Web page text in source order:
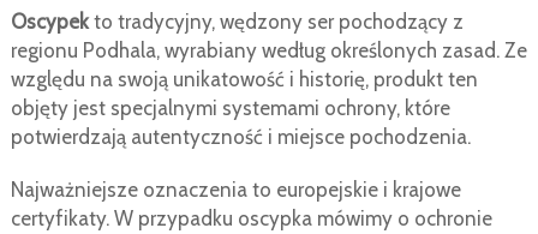
Oscypekto tradycyjny, wędzony ser pochodzący z
regionu Podhala, wyrabiany według określonych zasad. Ze
względu na swoją unikatowość i historię, produkt ten
objęty jest specjalnymi systemami ochrony, które
potwierdzają autentyczność i miejsce pochodzenia.
Najważniejsze oznaczenia to europejskie i krajowe
certyfikaty. W przypadku oscypka mówimy o ochronie